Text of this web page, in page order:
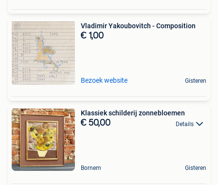
Vladimir Yakoubovitch - Composition
€ 1,00
Bezoek website Gisteren
Klassiek schilderij zonnebloemen
€ 50,00 Details
Bornem Gisteren